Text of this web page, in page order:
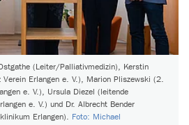
(Leiter/Palliativmedizin), Kerstin
Erlangen e. V.), Marion Pliszewski (2.
e. V.), Ursula Diezel (leitende
e. V.) und Dr. Albrecht Bender
Erlangen). Foto: Michael